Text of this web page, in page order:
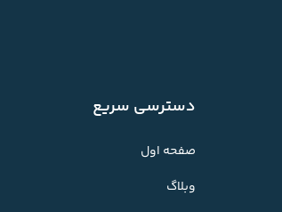
دسترسی سریع
صفحه اول
وبلاگ